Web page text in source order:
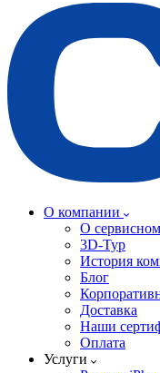
О компании
О
3D-Тур
История
Блог
Доставка
Наши
Оплата
Услуги